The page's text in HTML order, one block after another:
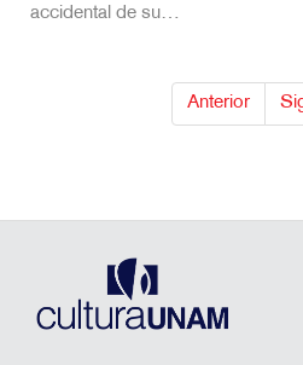
accidental de su…
Anterior